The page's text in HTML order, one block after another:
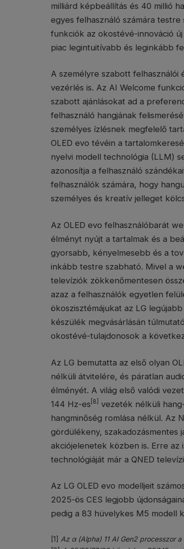
milliárd képbeállítás és 40 millió
egyes felhasználó számára
funkciók az okostévé-innováció
piac legintuitívabb és leginkább
A személyre szabott felhasználói
vezérlés is. Az AI Welcome
szabott ajánlásokat ad a
felhasználó hangjának
személyes ízlésnek megfelelő
OLED evo tévéin a
nyelvi modell technológia (LLM)
azonosítja a felhasználó
felhasználók számára, hogy
személyes és kreatív jelleget
Az OLED evo felhasználóbarát
élményt nyújt a tartalmak és a
gyorsabb, kényelmesebb és a
inkább testre szabható. Mivel a
televíziók zökkenőmentesen
azaz a felhasználók egyetlen
ökoszisztémájukat az LG
készülék megvásárlásán
okostévé-tulajdonosok a
Az LG bemutatta az első olyan
nélküli átvitelére, és páratlan
élményét. A világ első valódi
144 Hz-es [8]
vezeték nélküli
hangminőség romlása nélkül. Az
gördülékeny, szakadozásmentes
akciójelenetek közben is. Erre
technológiáját már a QNED
Az LG OLED evo modelljeit
2025-ös CES legjobb
pedig a 83 hüvelykes M5 modell
[1] Az α (Alpha) 11 AI Gen2 processzor